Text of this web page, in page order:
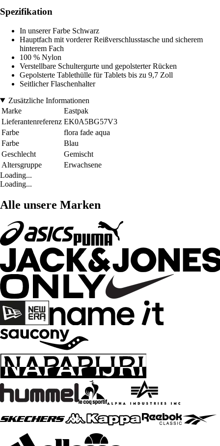
Spezifikation
In unserer Farbe Schwarz
Hauptfach mit vorderer Reißverschlusstasche und sicherem
hinterem Fach
100 % Nylon
Verstellbare Schultergurte und gepolsterter Rücken
Gepolsterte Tablethülle für Tablets bis zu 9,7 Zoll
Seitlicher Flaschenhalter
Zusätzliche Informationen
Marke
Eastpak
Lieferantenreferenz EK0A5BG57V3
Farbe
flora fade aqua
Farbe
Blau
Geschlecht
Gemischt
Altersgruppe
Erwachsene
Loading...
Loading...
Alle unsere Marken